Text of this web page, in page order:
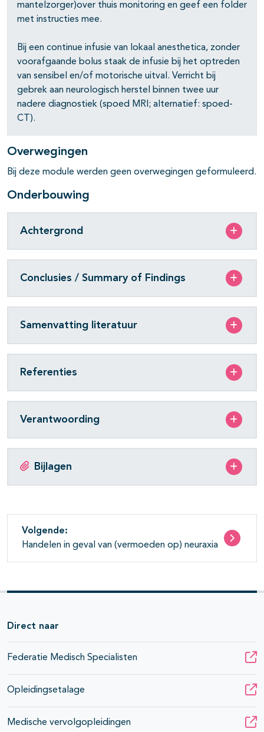
mantelzorger)over thuis monitoring en geef een folder
met instructies mee.
Bij een continue infusie van lokaal anesthetica, zonder
voorafgaande bolus staak de infusie bij het optreden
van sensibel en/of motorische uitval. Verricht bij
gebrek aan neurologisch herstel binnen twee uur
nadere diagnostiek (spoed MRI; alternatief: spoed-
CT).
Overwegingen
Bij deze module werden geen overwegingen geformuleerd.
Onderbouwing
Achtergrond
Conclusies / Summary of Findings
Samenvatting literatuur
Referenties
Verantwoording
Bijlagen
Volgende:
Handelen in geval van (vermoeden op) neuraxia
Direct naar
Federatie Medisch Specialisten
Opleidingsetalage
Medische vervolgopleidingen